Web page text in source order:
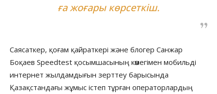
ға жоғары көрсеткіш.
Саясаткер, қоғам қайраткері және блогер Санжар
Боқаев Speedtest қосымшасының көмегімен мобильді
интернет жылдамдығын зерттеу барысында
Қазақстандағы жұмыс істеп тұрған операторлардың